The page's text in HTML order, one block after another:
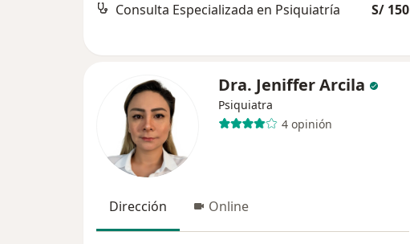
Consulta Especializada en Psiquiatría S/ 150
Dra. Jeniffer Arcila
Psiquiatra
4 opinión
Dirección Online